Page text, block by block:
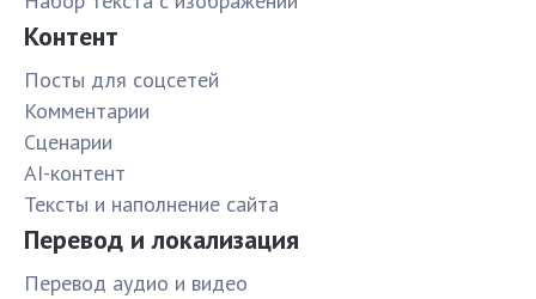
Контент
Посты для соцсетей
Комментарии
Сценарии
AI-контент
Тексты и наполнение сайта
Перевод и локализация
Перевод аудио и видео